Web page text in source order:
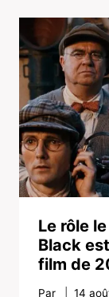
Le rôle
Black
film de
Par 14